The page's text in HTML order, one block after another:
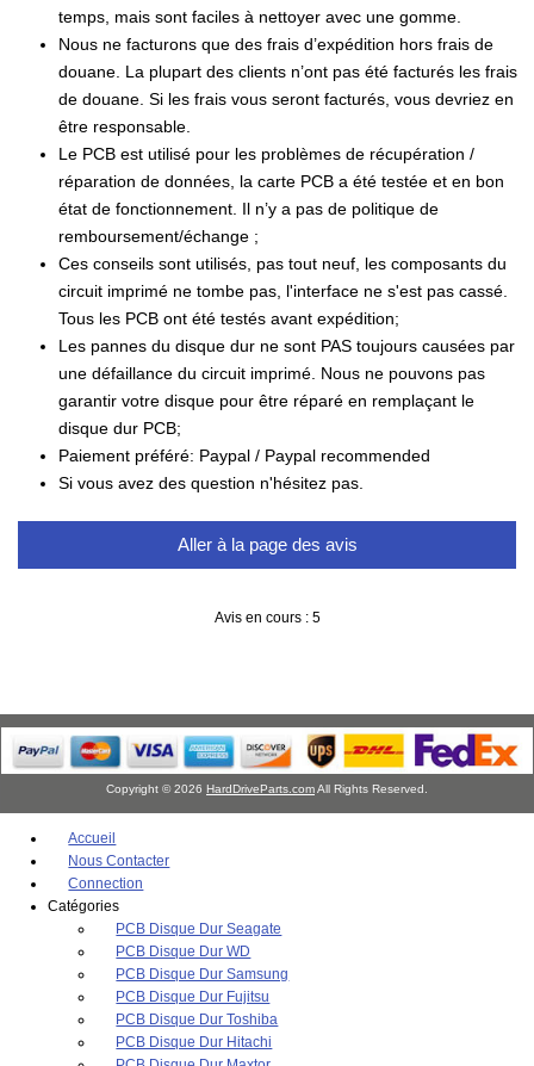
temps, mais sont faciles à nettoyer avec une gomme.
Nous ne facturons que des frais d’expédition hors frais de
douane. La plupart des clients n’ont pas été facturés les frais
de douane. Si les frais vous seront facturés, vous devriez en
être responsable.
Le PCB est utilisé pour les problèmes de récupération /
réparation de données, la carte PCB a été testée et en bon
état de fonctionnement. Il n’y a pas de politique de
remboursement/échange ;
Ces conseils sont utilisés, pas tout neuf, les composants du
circuit imprimé ne tombe pas, l'interface ne s'est pas cassé.
Tous les PCB ont été testés avant expédition;
Les pannes du disque dur ne sont PAS toujours causées par
une défaillance du circuit imprimé. Nous ne pouvons pas
garantir votre disque pour être réparé en remplaçant le
disque dur PCB;
Paiement préféré: Paypal / Paypal recommended
Si vous avez des question n'hésitez pas.
Aller à la page des avis
Avis en cours : 5
Copyright © 2026 HardDriveParts.comAll Rights Reserved.
Accueil
Nous Contacter
Connection
Catégories
PCB Disque Dur Seagate
PCB Disque Dur WD
PCB Disque Dur Samsung
PCB Disque Dur Fujitsu
PCB Disque Dur Toshiba
PCB Disque Dur Hitachi